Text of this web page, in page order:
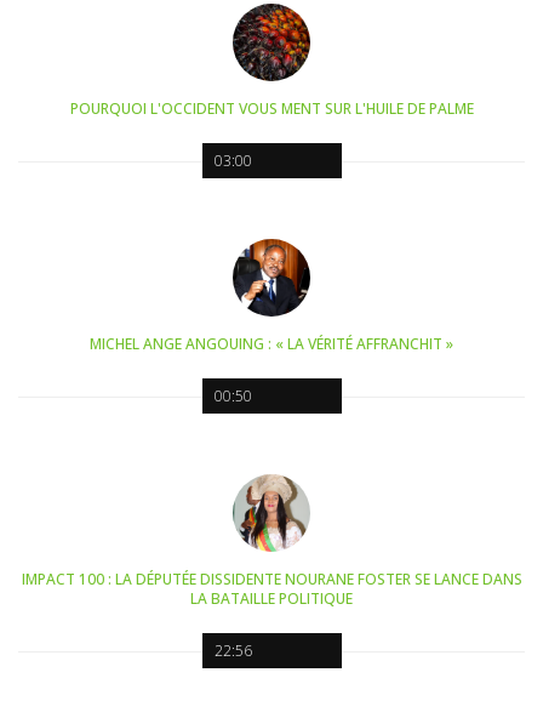
03:00
POURQUOI L'OCCIDENT VOUS MENT SUR L'HUILE DE PALME
00:50
MICHEL ANGE ANGOUING : « LA VÉRITÉ AFFRANCHIT »
22:56
IMPACT 100 : LA DÉPUTÉE DISSIDENTE NOURANE FOSTER SE LANCE DANS
LA BATAILLE POLITIQUE